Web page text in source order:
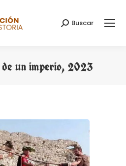
Buscar:
Buscar
un imperio, 2023